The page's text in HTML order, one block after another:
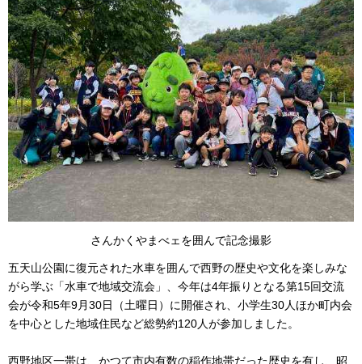
さんかくやまべェを囲んで記念撮影
五天山公園に復元された水車を囲んで西野の歴史や文化を楽しみな
がら学ぶ「水車で地域交流会」、今年は4年振りとなる第15回交流
会が令和5年9月30日（土曜日）に開催され、小学生30人ほか町内会
を中心とした地域住民など総勢約120人が参加しました。
西野地区一帯は、かつて市内有数の稲作地帯だった歴史を有し、昭